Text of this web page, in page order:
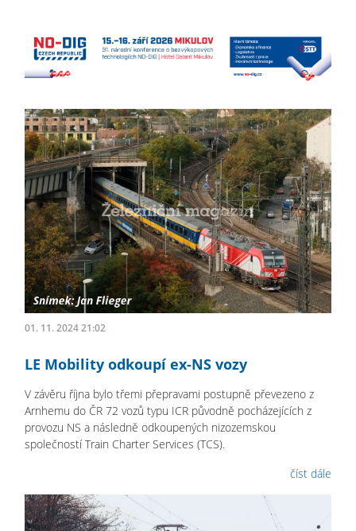
01. 11. 2024 21:02
LE Mobility odkoupí ex-NS vozy
V závěru října bylo třemi přepravami postupně převezeno z
Arnhemu do ČR 72 vozů typu ICR původně pocházejících z
provozu NS a následně odkoupených nizozemskou
společností Train Charter Services (TCS).
číst dále